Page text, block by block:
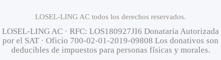
LOSEL-LING AC todos los derechos reservados.
LOSEL-LING AC · RFC: LOS180927JI6 Donataria Autorizada
por el SAT · Oficio 700-02-01-2019-09808 Los donativos son
deducibles de impuestos para personas físicas y morales.